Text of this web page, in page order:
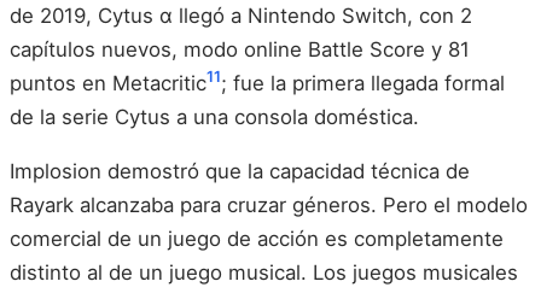
de 2019, Cytus α llegó a Nintendo Switch, con 2
capítulos nuevos, modo online Battle Score y 81
puntos en Metacritic11; fue la primera llegada formal
de la serie Cytus a una consola doméstica.
Implosion demostró que la capacidad técnica de
Rayark alcanzaba para cruzar géneros. Pero el modelo
comercial de un juego de acción es completamente
distinto al de un juego musical. Los juegos musicales